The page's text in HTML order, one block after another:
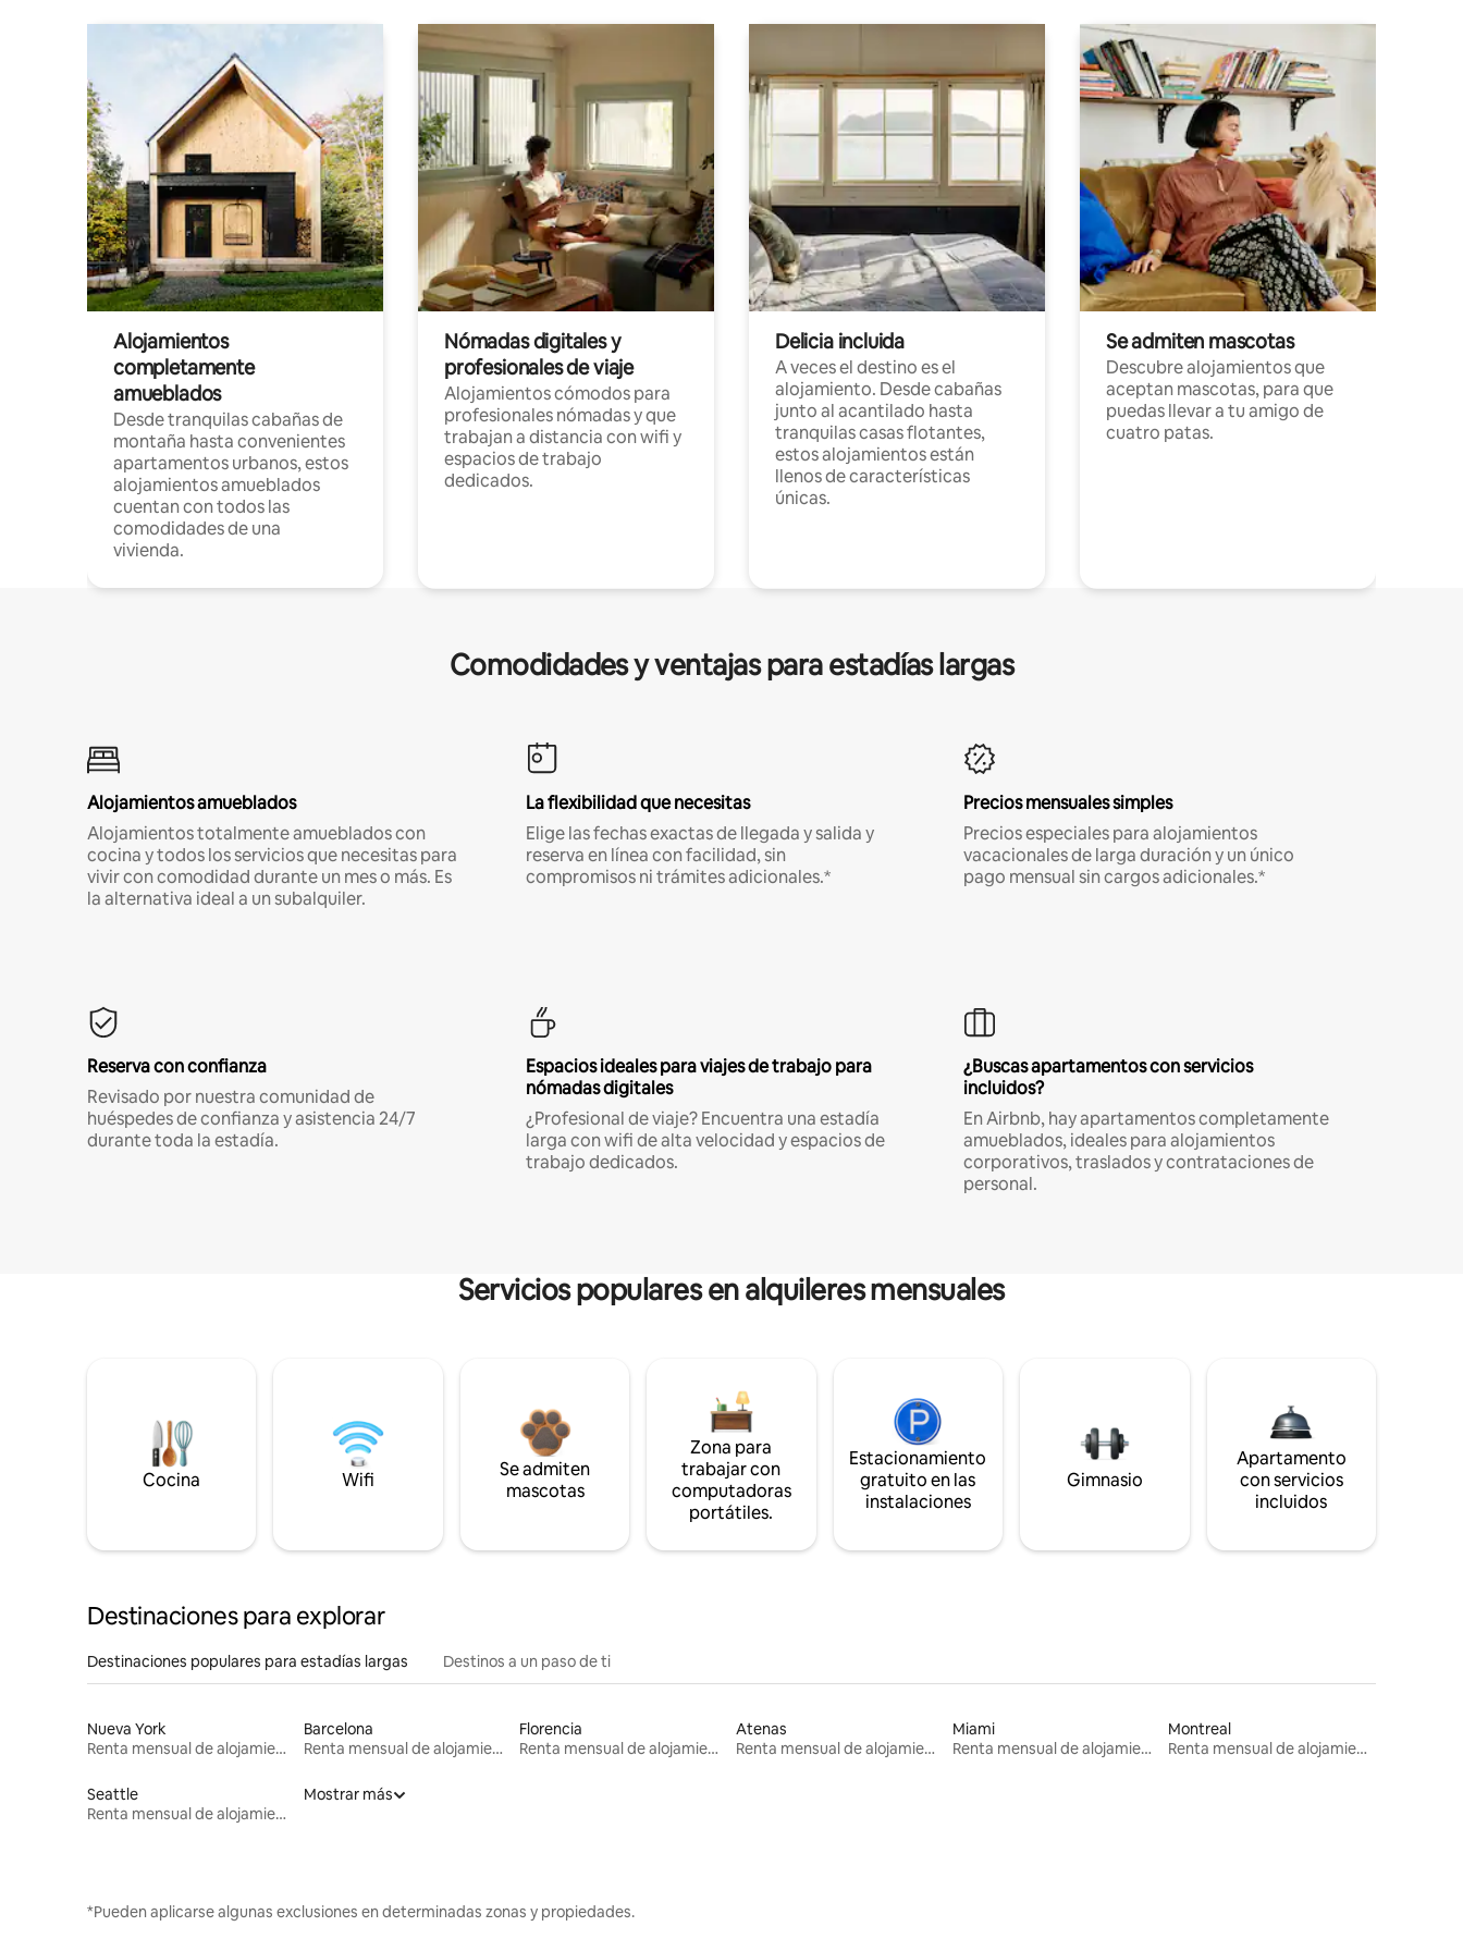
Alojamientos
completamente
amueblados
Desde tranquilas cabañas de
montaña hasta convenientes
apartamentos urbanos, estos
alojamientos amueblados
cuentan con todos las
comodidades de una
vivienda.
Nómadas digitales y
profesionales de viaje
Alojamientos cómodos para
profesionales nómadas y que
trabajan a distancia con wifi y
espacios de trabajo
dedicados.
Delicia incluida
A veces el destino es el
alojamiento. Desde cabañas
junto al acantilado hasta
tranquilas casas flotantes,
estos alojamientos están
llenos de características
únicas.
Se admiten mascotas
Descubre alojamientos que
aceptan mascotas, para que
puedas llevar a tu amigo de
cuatro patas.
Comodidades y ventajas para estadías largas
Alojamientos amueblados
Alojamientos totalmente amueblados con
cocina y todos los servicios que necesitas para
vivir con comodidad durante un mes o más. Es
la alternativa ideal a un subalquiler.
La flexibilidad que necesitas
Elige las fechas exactas de llegada y salida y
reserva en línea con facilidad, sin
compromisos ni trámites adicionales.*
Precios mensuales simples
Precios especiales para alojamientos
vacacionales de larga duración y un único
pago mensual sin cargos adicionales.*
Reserva con confianza
Revisado por nuestra comunidad de
huéspedes de confianza y asistencia 24/7
durante toda la estadía.
Espacios ideales para viajes de trabajo para
nómadas digitales
¿Profesional de viaje? Encuentra una estadía
larga con wifi de alta velocidad y espacios de
trabajo dedicados.
¿Buscas apartamentos con servicios
incluidos?
En Airbnb, hay apartamentos completamente
amueblados, ideales para alojamientos
corporativos, traslados y contrataciones de
personal.
Servicios populares en alquileres mensuales
Cocina Wifi
Se admiten
mascotas
Zona para
trabajar con
computadoras
portátiles.
Estacionamiento
gratuito en las
instalaciones
Gimnasio
Apartamento
con servicios
incluidos
Destinaciones para explorar
Destinaciones populares para estadías largas Destinos a un paso de ti
Nueva York
Renta mensual de alojamientos
Barcelona
Renta mensual de alojamientos
Florencia
Renta mensual de alojamientos
Atenas
Renta mensual de alojamientos
Miami
Renta mensual de alojamientos
Montreal
Renta mensual de alojamientos
Seattle
Renta mensual de alojamientos
Mostrar más
*Pueden aplicarse algunas exclusiones en determinadas zonas y propiedades.